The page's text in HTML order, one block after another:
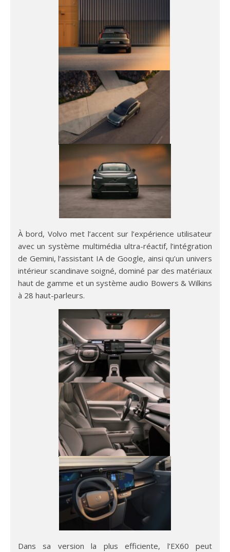
À bord, Volvo met l’accent sur l’expérience utilisateur
avec un système multimédia ultra-réactif, l’intégration
de Gemini, l’assistant IA de Google, ainsi qu’un univers
intérieur scandinave soigné, dominé par des matériaux
haut de gamme et un système audio Bowers & Wilkins
à 28 haut-parleurs.
Dans sa version la plus efficiente, l’EX60 peut